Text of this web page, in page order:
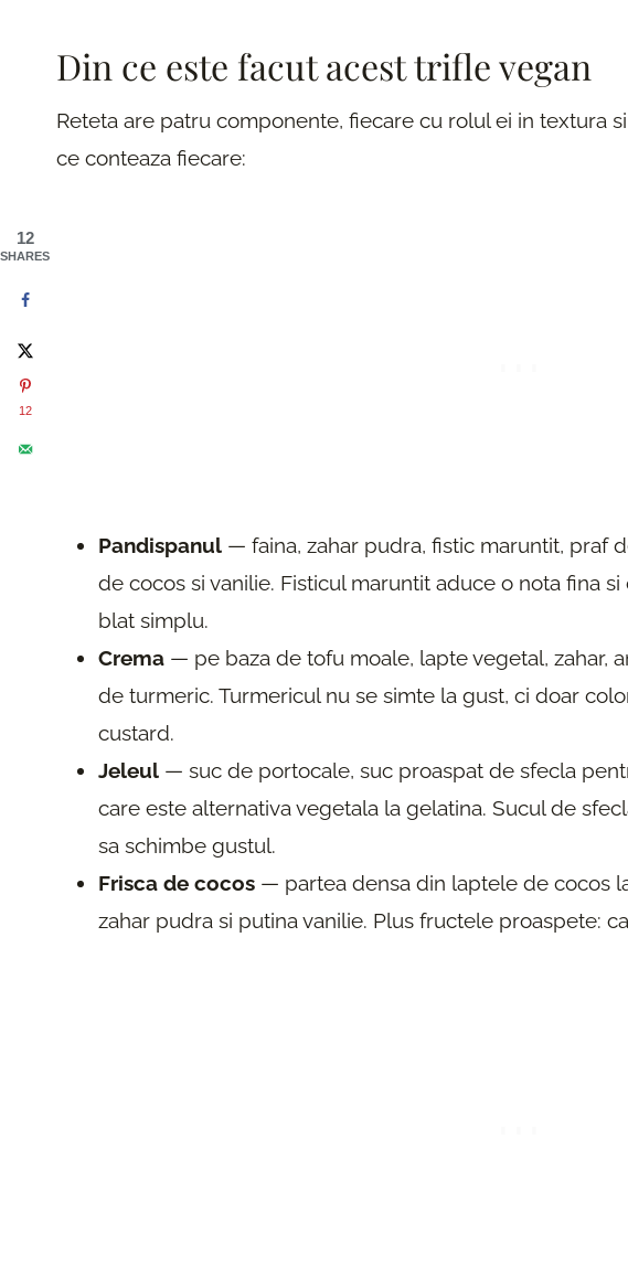
Din ce este facut acest trifle vegan
Reteta are patru componente, fiecare cu rolul ei in textura
ce conteaza fiecare:
Pandispanul — faina, zahar pudra, fistic maruntit, praf
de cocos si vanilie. Fisticul maruntit aduce o nota fina
blat simplu.
Crema — pe baza de tofu moale, lapte vegetal, zahar,
de turmeric. Turmericul nu se simte la gust, ci doar
custard.
Jeleul — suc de portocale, suc proaspat de sfecla
care este alternativa vegetala la gelatina. Sucul de
sa schimbe gustul.
Frisca de cocos — partea densa din laptele de cocos
zahar pudra si putina vanilie. Plus fructele proaspete:
12
SHARES
12